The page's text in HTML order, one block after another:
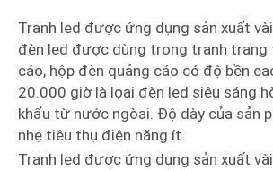
Tranh led được ứng dụng sản xuất
đèn led được dùng trong tranh trang
cáo, hộp đèn quảng cáo có độ bền
20.000 giờ là lọai đèn led siêu sáng
khẩu từ nước ngòai. Độ dày của sản
nhẹ tiêu thụ điện năng ít.
Tranh led được ứng dụng sản xuất